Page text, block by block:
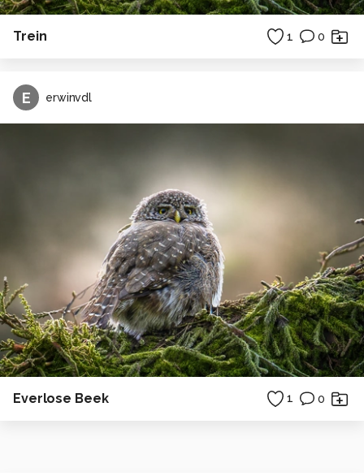
Trein 1 0
E erwinvdl
Everlose Beek 1 0